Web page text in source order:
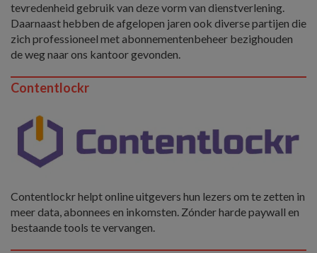
tevredenheid gebruik van deze vorm van dienstverlening.
Daarnaast hebben de afgelopen jaren ook diverse partijen die
zich professioneel met abonnementenbeheer bezighouden
de weg naar ons kantoor gevonden.
Contentlockr
Contentlockr helpt online uitgevers hun lezers om te zetten in
meer data, abonnees en inkomsten. Zónder harde paywall en
bestaande tools te vervangen.